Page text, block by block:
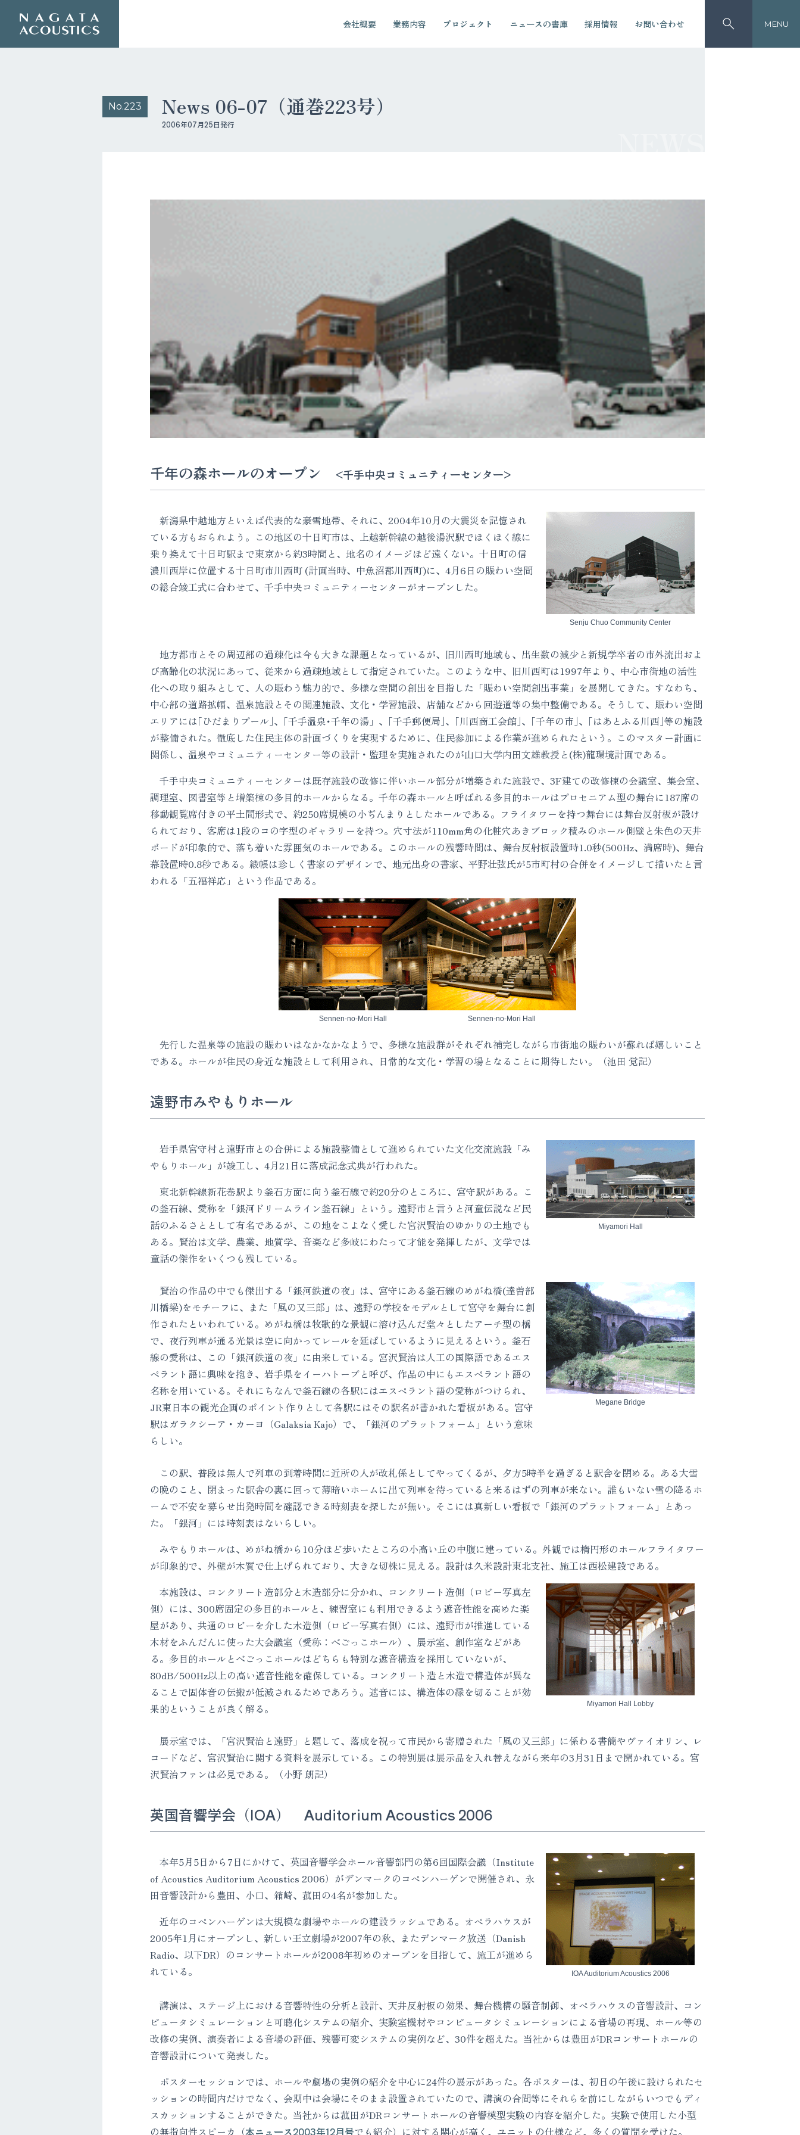
会社概要 業務内容 プロジェクト ニュースの書庫 採用情報 お問い合わせ MENU
No.223 News 06-07（通巻223号）
2006年07月25日発行
千年の森ホールのオープン <千手中央コミュニティーセンター>
新潟県中越地方といえば代表的な豪雪地帯、それに、2004年10月の大震災を記憶され
ている方もおられよう。この地区の十日町市は、上越新幹線の越後湯沢駅でほくほく線に
乗り換えて十日町駅まで東京から約3時間と、地名のイメージほど遠くない。十日町の信
濃川西岸に位置する十日町市川西町 (計画当時、中魚沼郡川西町)に、4月6日の賑わい空間
の総合竣工式に合わせて、千手中央コミュニティーセンターがオープンした。
Senju Chuo Community Center
地方都市とその周辺部の過疎化は今も大きな課題となっているが、旧川西町地域も、出生数の減少と新規学卒者の市外流出およ
び高齢化の状況にあって、従来から過疎地域として指定されていた。このような中、旧川西町は1997年より、中心市街地の活性
化への取り組みとして、人の賑わう魅力的で、多様な空間の創出を目指した「賑わい空間創出事業」を展開してきた。すなわち、
中心部の道路拡幅、温泉施設とその関連施設、文化・学習施設、店舗などから回遊道等の集中整備である。そうして、賑わい空間
エリアには｢ひだまりプール｣、｢千手温泉･千年の湯」、｢千手郵便局｣、｢川西商工会館｣、｢千年の市｣、｢はあとふる川西｣等の施設
が整備された。徹底した住民主体の計画づくりを実現するために、住民参加による作業が進められたという。このマスター計画に
関係し、温泉やコミュニティーセンター等の設計・監理を実施されたのが山口大学内田文雄教授と(株)龍環境計画である。
千手中央コミュニティーセンターは既存施設の改修に伴いホール部分が増築された施設で、3F建ての改修棟の会議室、集会室、
調理室、図書室等と増築棟の多目的ホールからなる。千年の森ホールと呼ばれる多目的ホールはプロセニアム型の舞台に187席の
移動観覧席付きの平土間形式で、約250席規模の小ぢんまりとしたホールである。フライタワーを持つ舞台には舞台反射板が設け
られており、客席は1段のコの字型のギャラリーを持つ。穴寸法が110mm角の化粧穴あきブロック積みのホール側壁と朱色の天井
ボードが印象的で、落ち着いた雰囲気のホールである。このホールの残響時間は、舞台反射板設置時1.0秒(500Hz、満席時)、舞台
幕設置時0.8秒である。緞帳は珍しく書家のデザインで、地元出身の書家、平野壮弦氏が5市町村の合併をイメージして描いたと言
われる「五福祥応」という作品である。
Sennen-no-Mori Hall Sennen-no-Mori Hall
先行した温泉等の施設の賑わいはなかなかなようで、多様な施設群がそれぞれ補完しながら市街地の賑わいが蘇れば嬉しいこと
である。ホールが住民の身近な施設として利用され、日常的な文化・学習の場となることに期待したい。（池田 覚記）
遠野市みやもりホール
岩手県宮守村と遠野市との合併による施設整備として進められていた文化交流施設「み
やもりホール」が竣工し、4月21日に落成記念式典が行われた。
東北新幹線新花巻駅より釜石方面に向う釜石線で約20分のところに、宮守駅がある。こ
の釜石線、愛称を「銀河ドリームライン釜石線」という。遠野市と言うと河童伝説など民
話のふるさととして有名であるが、この地をこよなく愛した宮沢賢治のゆかりの土地でも
ある。賢治は文学、農業、地質学、音楽など多岐にわたって才能を発揮したが、文学では
童話の傑作をいくつも残している。
Miyamori Hall
賢治の作品の中でも傑出する「銀河鉄道の夜」は、宮守にある釜石線のめがね橋(達曽部
川橋梁)をモチーフに、また「風の又三郎」は、遠野の学校をモデルとして宮守を舞台に創
作されたといわれている。めがね橋は牧歌的な景観に溶け込んだ堂々としたアーチ型の橋
で、夜行列車が通る光景は空に向かってレールを延ばしているように見えるという。釜石
線の愛称は、この「銀河鉄道の夜」に由来している。宮沢賢治は人工の国際語であるエス
ペラント語に興味を抱き、岩手県をイーハトーブと呼び、作品の中にもエスペラント語の
名称を用いている。それにちなんで釜石線の各駅にはエスペラント語の愛称がつけられ、
JR東日本の観光企画のポイント作りとして各駅にはその駅名が書かれた看板がある。宮守
駅はガラクシーア・カーヨ（Galaksia Kajo）で、「銀河のプラットフォーム」という意味
らしい。
Megane Bridge
この駅、普段は無人で列車の到着時間に近所の人が改札係としてやってくるが、夕方5時半を過ぎると駅舎を閉める。ある大雪
の晩のこと、閉まった駅舎の裏に回って薄暗いホームに出て列車を待っていると来るはずの列車が来ない。誰もいない雪の降るホ
ームで不安を募らせ出発時間を確認できる時刻表を探したが無い。そこには真新しい看板で「銀河のプラットフォーム」とあっ
た。「銀河」には時刻表はないらしい。
みやもりホールは、めがね橋から10分ほど歩いたところの小高い丘の中腹に建っている。外観では楕円形のホールフライタワー
が印象的で、外壁が木質で仕上げられており、大きな切株に見える。設計は久米設計東北支社、施工は西松建設である。
本施設は、コンクリート造部分と木造部分に分かれ、コンクリート造側（ロビー写真左
側）には、300席固定の多目的ホールと、練習室にも利用できるよう遮音性能を高めた楽
屋があり、共通のロビーを介した木造側（ロビー写真右側）には、遠野市が推進している
木材をふんだんに使った大会議室（愛称：べごっこホール）、展示室、創作室などがあ
る。多目的ホールとべごっこホールはどちらも特別な遮音構造を採用していないが、
80dB/500Hz以上の高い遮音性能を確保している。コンクリート造と木造で構造体が異な
ることで固体音の伝搬が低減されるためであろう。遮音には、構造体の縁を切ることが効
果的ということが良く解る。
Miyamori Hall Lobby
展示室では、「宮沢賢治と遠野」と題して、落成を祝って市民から寄贈された「風の又三郎」に係わる書簡やヴァイオリン、レ
コードなど、宮沢賢治に関する資料を展示している。この特別展は展示品を入れ替えながら来年の3月31日まで開かれている。宮
沢賢治ファンは必見である。（小野 朗記）
英国音響学会（IOA） Auditorium Acoustics 2006
本年5月5日から7日にかけて、英国音響学会ホール音響部門の第6回国際会議（Institute
of Acoustics Auditorium Acoustics 2006）がデンマークのコペンハーゲンで開催され、永
田音響設計から豊田、小口、箱崎、菰田の4名が参加した。
近年のコペンハーゲンは大規模な劇場やホールの建設ラッシュである。オペラハウスが
2005年1月にオープンし、新しい王立劇場が2007年の秋、またデンマーク放送（Danish
Radio、以下DR）のコンサートホールが2008年初めのオープンを目指して、施工が進めら
れている。
IOA Auditorium Acoustics 2006
講演は、ステージ上における音響特性の分析と設計、天井反射板の効果、舞台機構の騒音制御、オペラハウスの音響設計、コン
ピュータシミュレーションと可聴化システムの紹介、実験室機材やコンピュータシミュレーションによる音場の再現、ホール等の
改修の実例、演奏者による音場の評価、残響可変システムの実例など、30件を超えた。当社からは豊田がDRコンサートホールの
音響設計について発表した。
ポスターセッションでは、ホールや劇場の実例の紹介を中心に24件の展示があった。各ポスターは、初日の午後に設けられたセ
ッションの時間内だけでなく、会期中は会場にそのまま設置されていたので、講演の合間等にそれらを前にしながらいつでもディ
スカッションすることができた。当社からは菰田がDRコンサートホールの音響模型実験の内容を紹介した。実験で使用した小型
の無指向性スピーカ（本ニュース2003年12月号でも紹介）に対する関心が高く、ユニットの仕様など、多くの質問を受けた。